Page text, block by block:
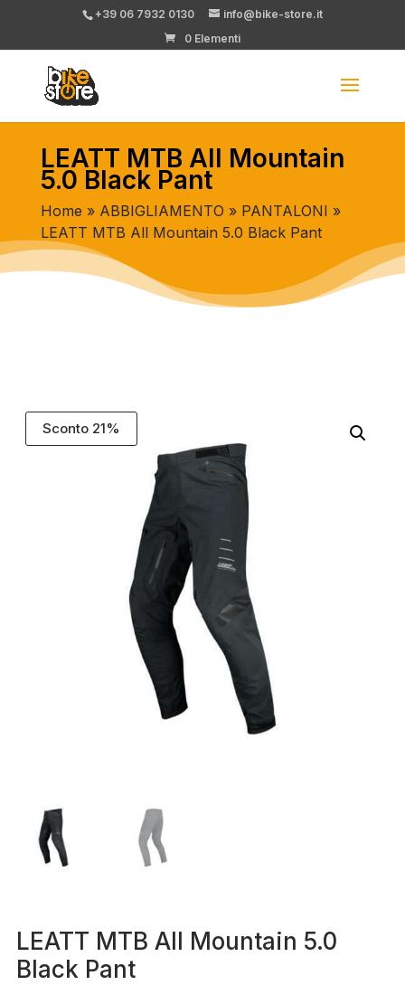
+39 06 7932 0130
info@bike-store.it
0 Elementi
LEATT MTB All Mountain
5.0 Black Pant
Home » ABBIGLIAMENTO » PANTALONI »
LEATT MTB All Mountain 5.0 Black Pant
Sconto 21%
LEATT MTB All Mountain 5.0
Black Pant